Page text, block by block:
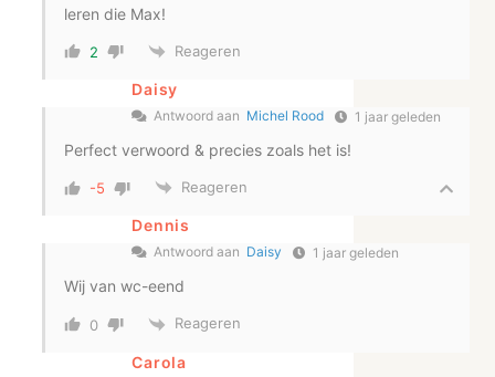
leren die Max!
2 Reageren
Daisy
Antwoord aan Michel Rood 1 jaar geleden
Perfect verwoord & precies zoals het is!
-5 Reageren
Dennis
Antwoord aan Daisy 1 jaar geleden
Wij van wc-eend
0 Reageren
Carola